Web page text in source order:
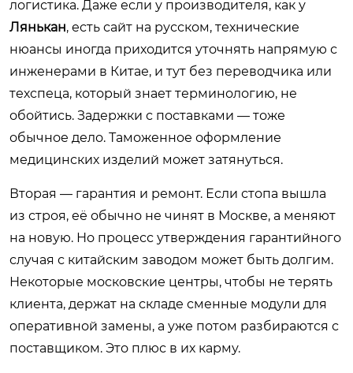
логистика. Даже если у производителя, как у
Лянькан, есть сайт на русском, технические
нюансы иногда приходится уточнять напрямую с
инженерами в Китае, и тут без переводчика или
техспеца, который знает терминологию, не
обойтись. Задержки с поставками — тоже
обычное дело. Таможенное оформление
медицинских изделий может затянуться.
Вторая — гарантия и ремонт. Если стопа вышла
из строя, её обычно не чинят в Москве, а меняют
на новую. Но процесс утверждения гарантийного
случая с китайским заводом может быть долгим.
Некоторые московские центры, чтобы не терять
клиента, держат на складе сменные модули для
оперативной замены, а уже потом разбираются с
поставщиком. Это плюс в их карму.